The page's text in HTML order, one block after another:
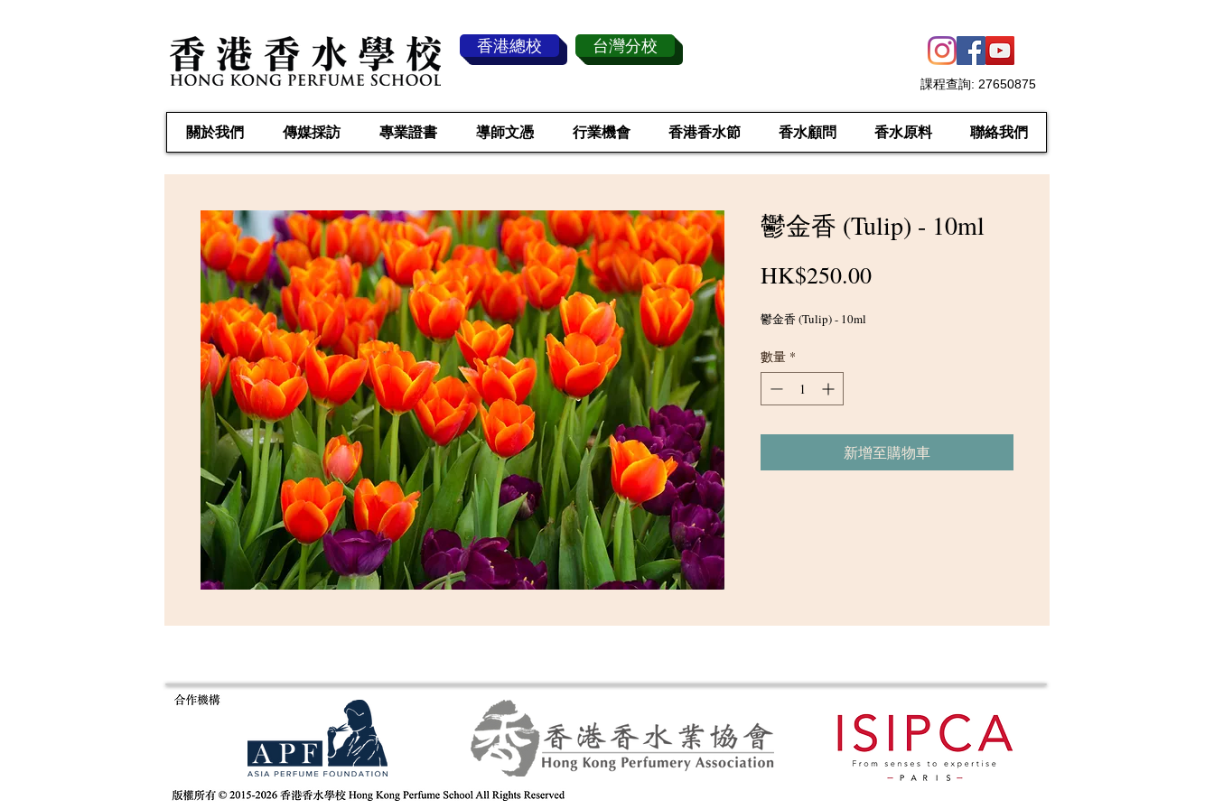
香港總校 台灣分校
課程查詢: 27650875
關於我們 傳媒採訪 專業證書 導師文憑 行業機會 香港香水節 香水顧問 香水原料 聯絡我們
鬱金香 (Tulip) - 10ml
HK$250.00價
鬱金香 (Tulip) - 10ml
數量 *
新增至購物車